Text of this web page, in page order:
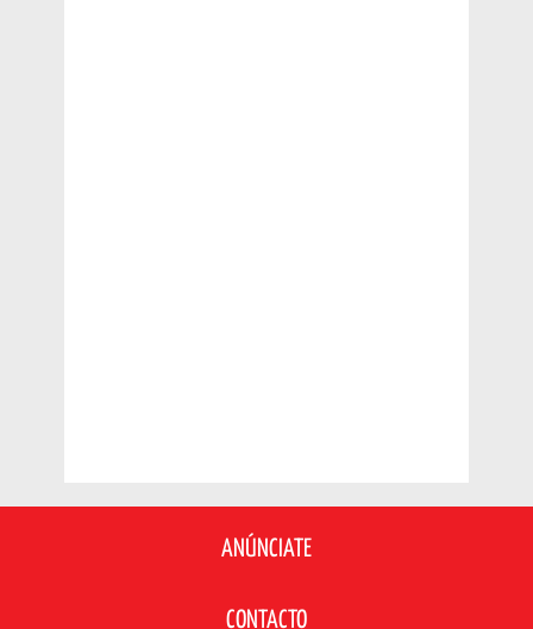
ANÚNCIATE
CONTACTO